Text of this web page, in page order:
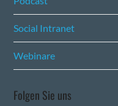
Social Intranet
Webinare
Folgen Sie uns